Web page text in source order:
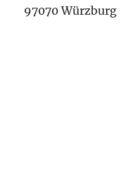
97070 Würzburg